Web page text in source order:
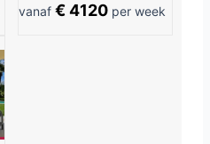
vanaf€ 4120 per week